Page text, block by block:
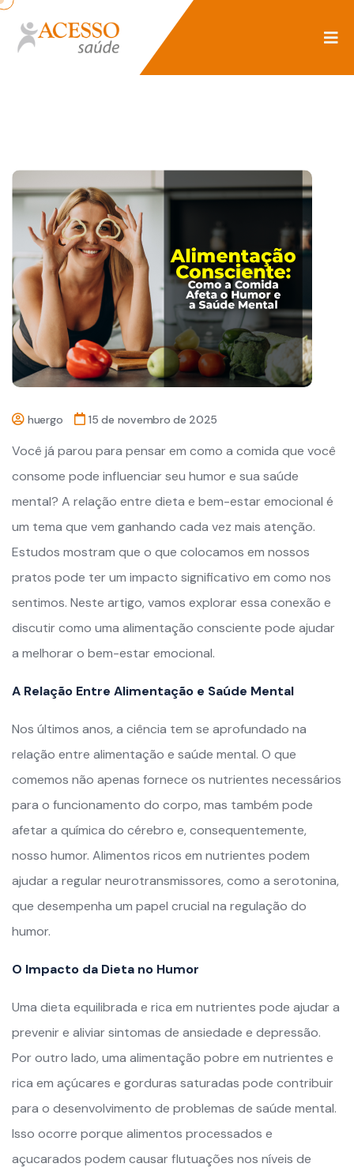
huergo 15 de novembro de 2025
Você já parou para pensar em como a comida que você
consome pode influenciar seu humor e sua saúde
mental? A relação entre dieta e bem-estar emocional é
um tema que vem ganhando cada vez mais atenção.
Estudos mostram que o que colocamos em nossos
pratos pode ter um impacto significativo em como nos
sentimos. Neste artigo, vamos explorar essa conexão e
discutir como uma alimentação consciente pode ajudar
a melhorar o bem-estar emocional.
A Relação Entre Alimentação e Saúde Mental
Nos últimos anos, a ciência tem se aprofundado na
relação entre alimentação e saúde mental. O que
comemos não apenas fornece os nutrientes necessários
para o funcionamento do corpo, mas também pode
afetar a química do cérebro e, consequentemente,
nosso humor. Alimentos ricos em nutrientes podem
ajudar a regular neurotransmissores, como a serotonina,
que desempenha um papel crucial na regulação do
humor.
O Impacto da Dieta no Humor
Uma dieta equilibrada e rica em nutrientes pode ajudar a
prevenir e aliviar sintomas de ansiedade e depressão.
Por outro lado, uma alimentação pobre em nutrientes e
rica em açúcares e gorduras saturadas pode contribuir
para o desenvolvimento de problemas de saúde mental.
Isso ocorre porque alimentos processados e
açucarados podem causar flutuações nos níveis de